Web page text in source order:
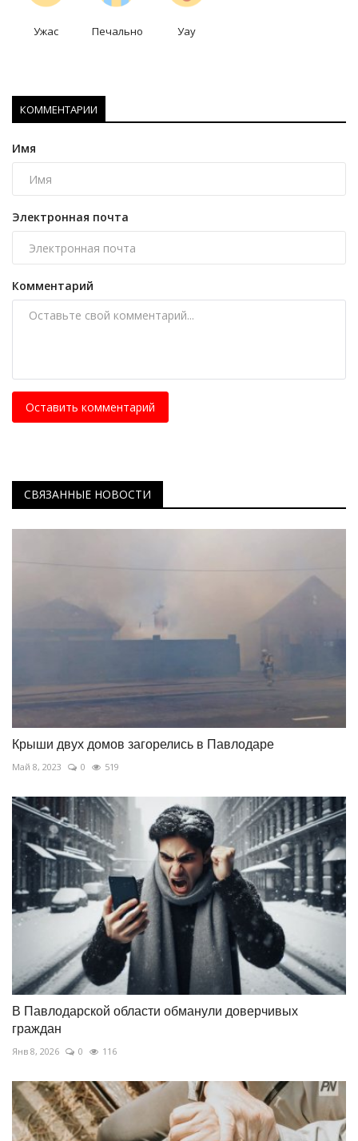
Ужас Печально Уау
КОММЕНТАРИИ
Имя
Электронная почта
Комментарий
Оставить комментарий
СВЯЗАННЫЕ НОВОСТИ
Крыши двух домов загорелись в Павлодаре
Май 8, 2023 0 519
В Павлодарской области обманули доверчивых
граждан
Янв 8, 2026 0 116